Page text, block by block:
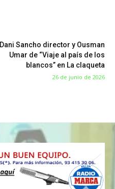
Dani Sancho director y Ousman
Umar de “Viaje al país de los
blancos” en La claqueta
26 de junio de 2026